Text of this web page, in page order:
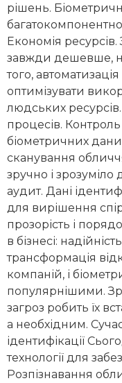
рішень.
Економія
завжди дешевше,
того,
оптимізувати
людських
процесів.
біометричних
сканування
зручно і
аудит. Дані
для вирішення
прозорість і
в бізнесі:
трансформація
компаній, і
популярнішими.
загроз робить їх
а необхідним.
ідентифікації
технології для
Розпізнавання